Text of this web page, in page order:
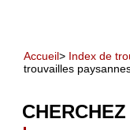
Accueil> Index de
trouvailles